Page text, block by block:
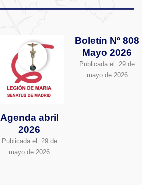
Agenda abril
2026
Publicada el: 29 de
mayo de 2026
Boletín Nº 808
Mayo 2026
Publicada el: 29 de
mayo de 2026